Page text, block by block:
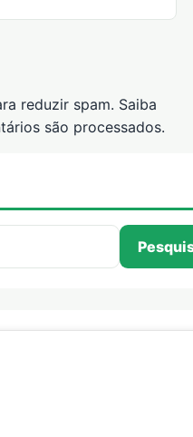
reduzir spam. Saiba
são processados.